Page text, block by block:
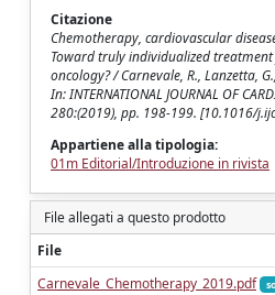
Citazione
Chemotherapy, cardiovascular
Toward truly individualized
oncology? / Carnevale, R., Lanzetta,
In: INTERNATIONAL JOURNAL OF
280:(2019), pp. 198-199. [10.1016/
Appartiene alla tipologia:
01m Editorial/Introduzione in rivista
File allegati a questo prodotto
File
Carnevale_Chemotherapy_2019.pdf